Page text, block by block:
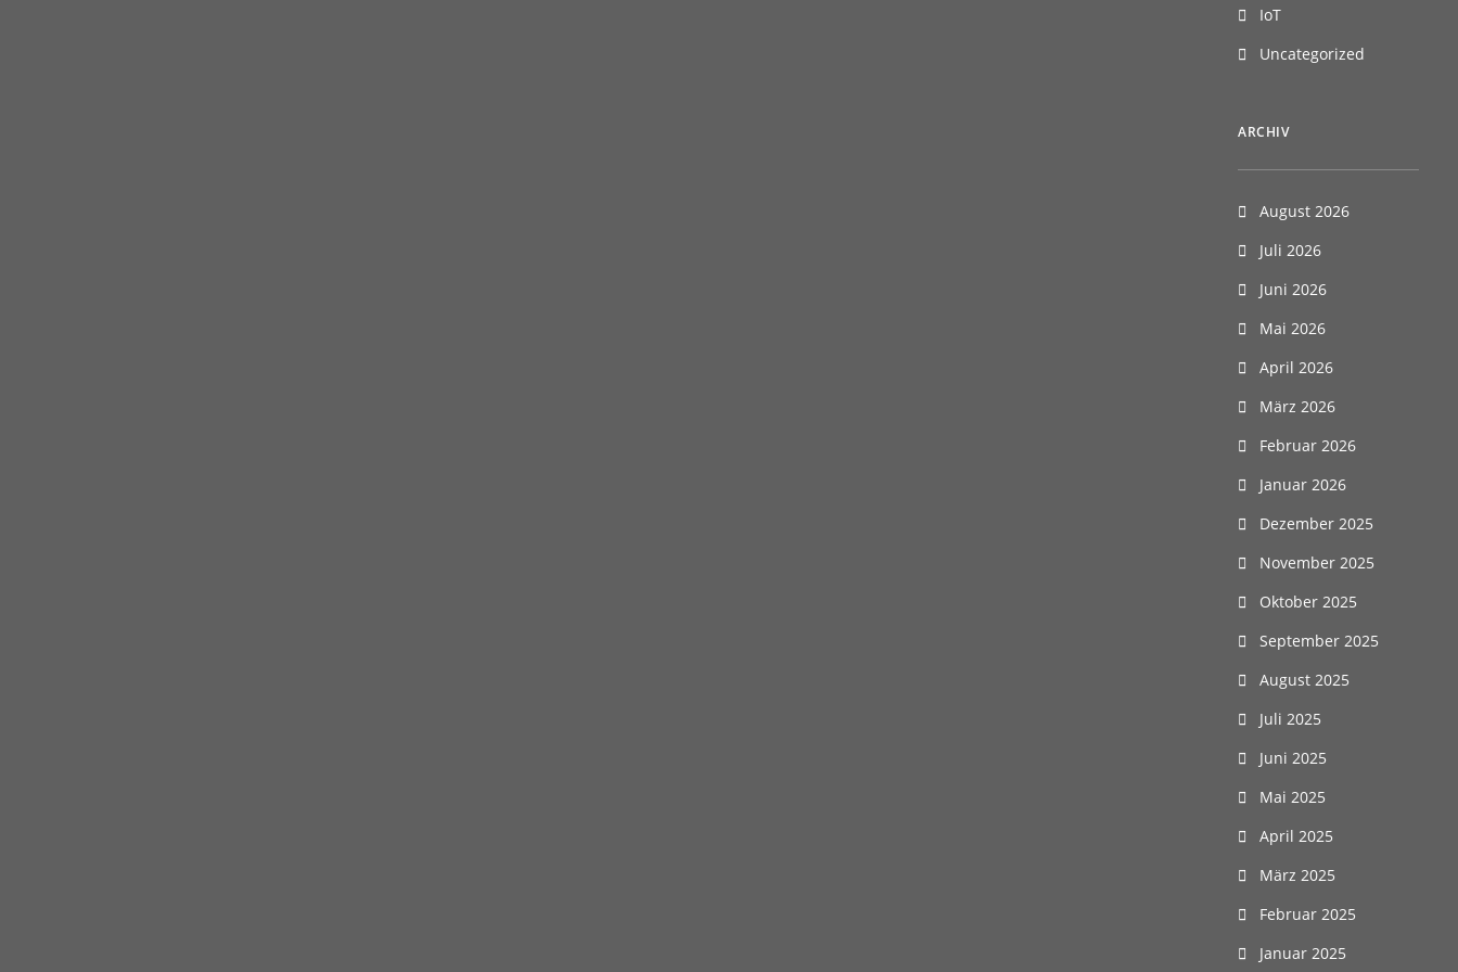
IoT
Uncategorized
ARCHIV
August 2026
Juli 2026
Juni 2026
Mai 2026
April 2026
März 2026
Februar 2026
Januar 2026
Dezember 2025
November 2025
Oktober 2025
September 2025
August 2025
Juli 2025
Juni 2025
Mai 2025
April 2025
März 2025
Februar 2025
Januar 2025